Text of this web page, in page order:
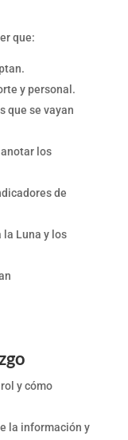
que:
y personal.
que se vayan
los
de
Luna y los
y cómo
la información y